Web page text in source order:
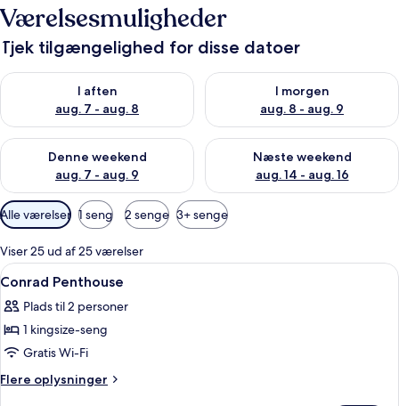
Værelsesmuligheder
Tjek tilgængelighed for disse datoer
I aften
aug. 7 - aug. 8
Tjek tilgængelighed for i aften aug. 7 - aug. 8
I morgen
aug. 8 - aug. 9
Tjek tilgængelighed for i
Denne weekend
aug. 7 - aug. 9
Tjek tilgængelighed for denne weekend aug. 7 - aug. 9
Næste weekend
aug. 14 - aug. 16
Tjek tilgængelighed for næste
Tilgængelige
filtre
for
værelser
Alle værelser 1 seng 2 senge 3+ senge
Viser 25 ud af 25 værelser
Indlæs
alle
billeder
af
Conrad
Penthouse
Premium-sengetøj, minibar,
9
Conrad Penthouse
Plads til 2 personer
1 kingsize-seng
Gratis Wi-Fi
Flere oplysninger
Flere